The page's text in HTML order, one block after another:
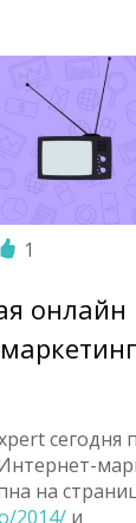
1
онлайн
сегодня
на
2014/ и